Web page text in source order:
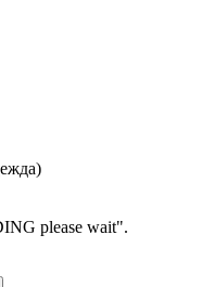
please wait".